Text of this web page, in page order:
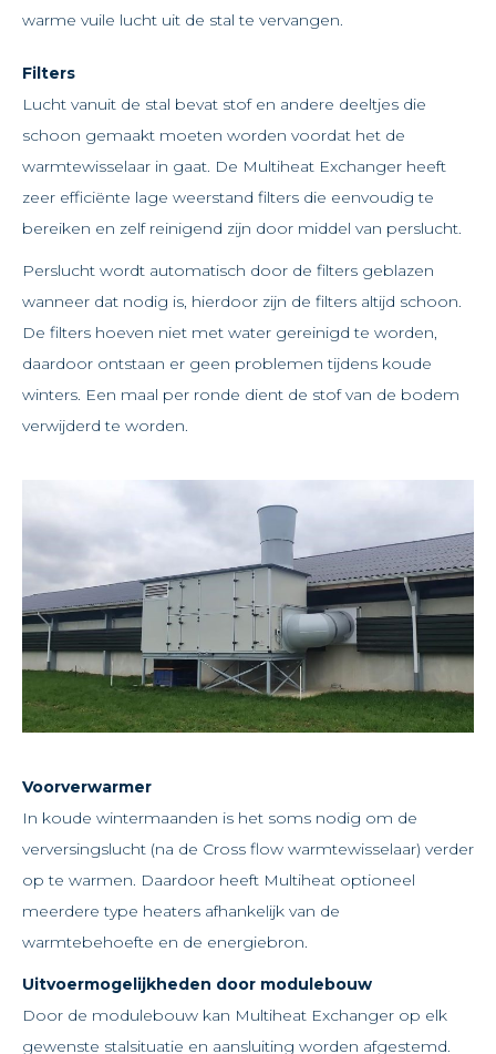
warme vuile lucht uit de stal te vervangen.
Filters
Lucht vanuit de stal bevat stof en andere deeltjes die
schoon gemaakt moeten worden voordat het de
warmtewisselaar in gaat. De Multiheat Exchanger heeft
zeer efficiënte lage weerstand filters die eenvoudig te
bereiken en zelf reinigend zijn door middel van perslucht.
Perslucht wordt automatisch door de filters geblazen
wanneer dat nodig is, hierdoor zijn de filters altijd schoon.
De filters hoeven niet met water gereinigd te worden,
daardoor ontstaan er geen problemen tijdens koude
winters. Een maal per ronde dient de stof van de bodem
verwijderd te worden.
Voorverwarmer
In koude wintermaanden is het soms nodig om de
verversingslucht (na de Cross flow warmtewisselaar) verder
op te warmen. Daardoor heeft Multiheat optioneel
meerdere type heaters afhankelijk van de
warmtebehoefte en de energiebron.
Uitvoermogelijkheden door modulebouw
Door de modulebouw kan Multiheat Exchanger op elk
gewenste stalsituatie en aansluiting worden afgestemd.